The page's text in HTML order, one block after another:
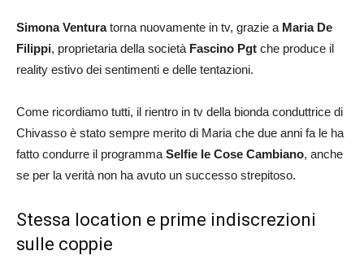
Simona Venturatorna nuovamente in tv, grazie a Maria De
Filippi, proprietaria della società Fascino Pgt che produce il
reality estivo dei sentimenti e delle tentazioni.
Come ricordiamo tutti, il rientro in tv della bionda conduttrice di
Chivasso è stato sempre merito di Maria che due anni fa le ha
fatto condurre il programmaSelfie le Cose Cambiano, anche
se per la verità non ha avuto un successo strepitoso.
Stessa location e prime indiscrezioni
sulle coppie